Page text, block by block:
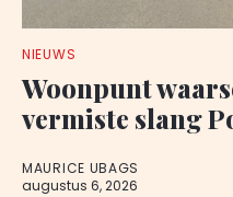
NIEUWS
Woonpunt
vermiste slang
MAURICE UBAGS
augustus 6, 2026